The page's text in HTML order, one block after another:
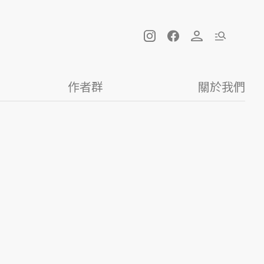
作者群 關於我們